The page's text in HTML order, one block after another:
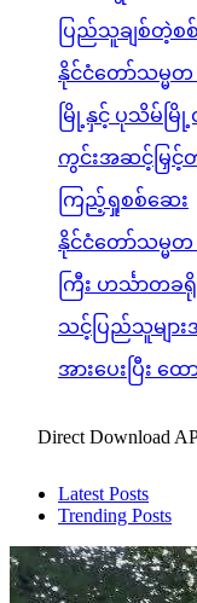
ပြည်သူချစ်တဲ့စ
နိုင်ငံတော်သမ္မတ
မြို့နှင့် ပုသိမ်မြို့
ကွင်းအဆင့်မြှင့်တ
ကြည့်ရှုစစ်ဆေး
နိုင်ငံတော်သမ္မ
ကြီး ဟင်္သာတခ
သင့်ပြည်သူများ
အားပေးပြီး ထ
Direct Download
Latest Posts
Trending Posts